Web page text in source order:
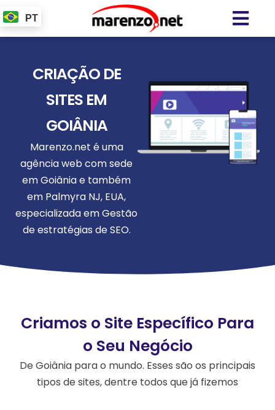
PT
CRIAÇÃO DE
SITES EM
GOIÂNIA
Marenzo.net é uma
agência web com sede
em Goiânia e também
em Palmyra NJ, EUA,
especializada em Gestão
de estratégias de SEO.
Criamos o Site Específico Para
o Seu Negócio
De Goiânia para o mundo. Esses são os principais
tipos de sites, dentre todos que já fizemos